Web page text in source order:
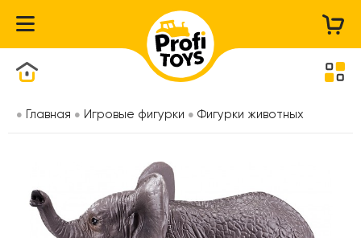
Главная Игровые фигурки Фигурки животных
Каталог товаров